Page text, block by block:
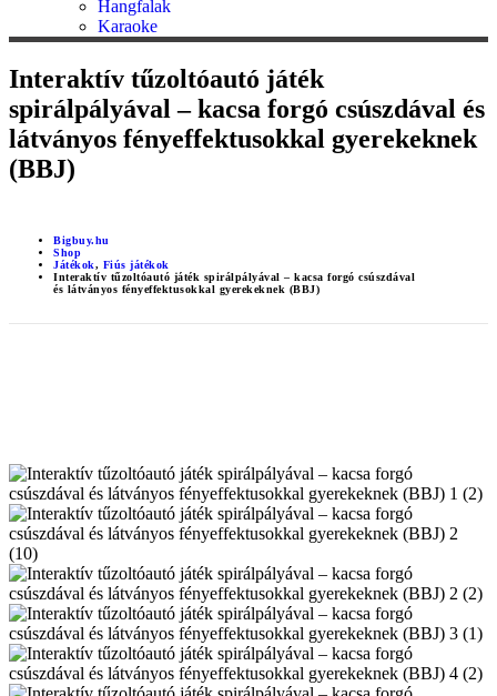
Hangfalak
Karaoke
Interaktív tűzoltóautó játék
spirálpályával – kacsa forgó csúszdával és
látványos fényeffektusokkal gyerekeknek
(BBJ)
Bigbuy.hu
Shop
Játékok, Fiús játékok
Interaktív tűzoltóautó játék spirálpályával – kacsa forgó csúszdával
és látványos fényeffektusokkal gyerekeknek (BBJ)